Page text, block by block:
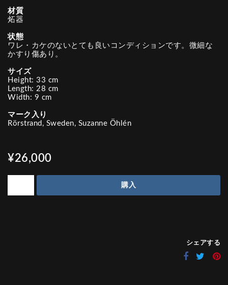
材質
炻器
状態
ワレ・カケのないとても良いコンディションです。微細な
かすり傷あり。
サイズ
Height: 33 cm
Length: 28 cm
Width: 9 cm
マーク入り
Rörstrand, Sweden, Suzanne Öhlén
¥26,000
購入
シェアする